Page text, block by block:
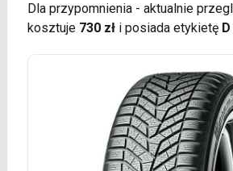
Dla przypomnienia - aktualnie
kosztuje 730 złi posiada etykietę